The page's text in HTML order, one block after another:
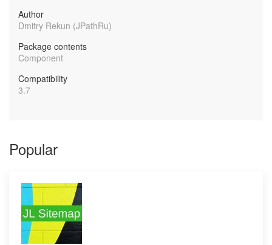
Author
Dmitry Rekun (JPathRu)
Package contents
Component
Compatibility
3.7
Popular